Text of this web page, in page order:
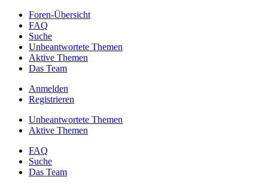
Foren-Übersicht
FAQ
Suche
Unbeantwortete Themen
Aktive Themen
Das Team
Anmelden
Registrieren
Unbeantwortete Themen
Aktive Themen
FAQ
Suche
Das Team